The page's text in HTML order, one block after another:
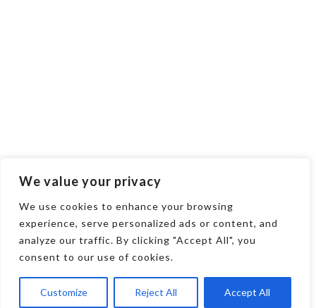
We value your privacy
We use cookies to enhance your browsing
experience, serve personalized ads or content, and
analyze our traffic. By clicking "Accept All", you
consent to our use of cookies.
Customize Reject All Accept All